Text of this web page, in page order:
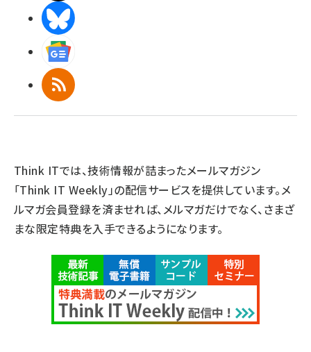
RSS
Think ITでは、技術情報が詰まったメールマガジン
「Think IT Weekly」の配信サービスを提供しています。メ
ルマガ会員登録を済ませれば、メルマガだけでなく、さまざ
まな限定特典を入手できるようになります。